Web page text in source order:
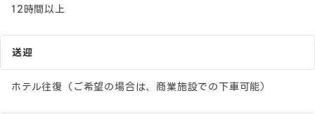
12時間以上
送迎
ホテル往復（ご希望の場合は、商業施設での下車可能）